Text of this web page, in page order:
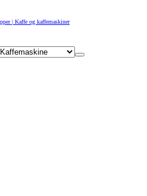
| Kaffe og kaffemaskiner